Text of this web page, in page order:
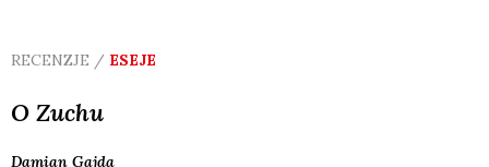
RECENZJE / ESEJE
O Zuchu
Damian Gajda